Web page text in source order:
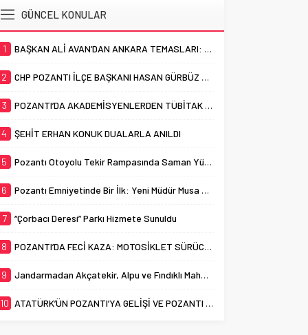
yıllardır “Çorbacı Deresi” adıyla
bilinen...
otomobil ile motosikletin
çarpışması sonucu meydana
yaşamını yitirdi. Pozantı’da
gelen trafik kazasında,
Feci kazada motosiklet...
GÜNCEL KONULAR
1 BAŞKAN ALİ AVAN’DAN ANKARA TEMASLARI: “POZANTI İÇİN GÜÇLÜ DESTEK, KESİNTİSİZ HİZMET”
2 CHP POZANTI İLÇE BAŞKANI HASAN GÜRBÜZ OLDU
3 POZANTI’DA AKADEMİSYENLERDEN TÜBİTAK BAŞARISI
4 ŞEHİT ERHAN KONUK DUALARLA ANILDI
5 Pozantı Otoyolu Tekir Rampasında Saman Yüklü Tır Alevlere Teslim Oldu
6 Pozantı Emniyetinde Bir İlk: Yeni Müdür Musa Yabacı Basınla Buluştu
7 “Çorbacı Deresi” Parkı Hizmete Sunuldu
8 POZANTI’DA FECİ KAZA: MOTOSİKLET SÜRÜCÜSÜ HAYATINI KAYBETTİ
9 Jandarmadan Akçatekir, Alpu ve Fındıklı Mahallelerinde Dolandırıcılık Uyarısı
10 ATATÜRK’ÜN POZANTI’YA GELİŞİ VE POZANTI KONGRESİ’NİN 106. YILI KUTLANDI